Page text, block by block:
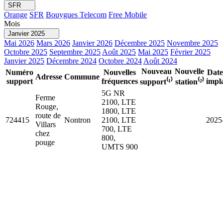
SFR
Orange SFR Bouygues Telecom Free Mobile
Mois
Janvier 2025
Mai 2026 Mars 2026 Janvier 2026 Décembre 2025 Novembre 2025
Octobre 2025 Septembre 2025 Août 2025 Mai 2025 Février 2025
Janvier 2025 Décembre 2024 Octobre 2024 Août 2024
Numéro
support
Adresse Commune
Nouvelles
fréquences
Nouveau
support⁽¹⁾
Nouvelle
station⁽²⁾
724415
Ferme
Rouge,
route de
Villars
chez
pouge
Nontron
5G NR
2100, LTE
1800, LTE
2100, LTE
700, LTE
800,
UMTS 900